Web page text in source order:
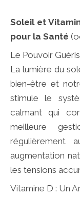
Soleil et
pour la Santé
Le Pouvoir
La lumière du
bien-être et
stimule le
calmant qui
meilleure
régulièrement
augmentation
les tensions
Vitamine D : Un